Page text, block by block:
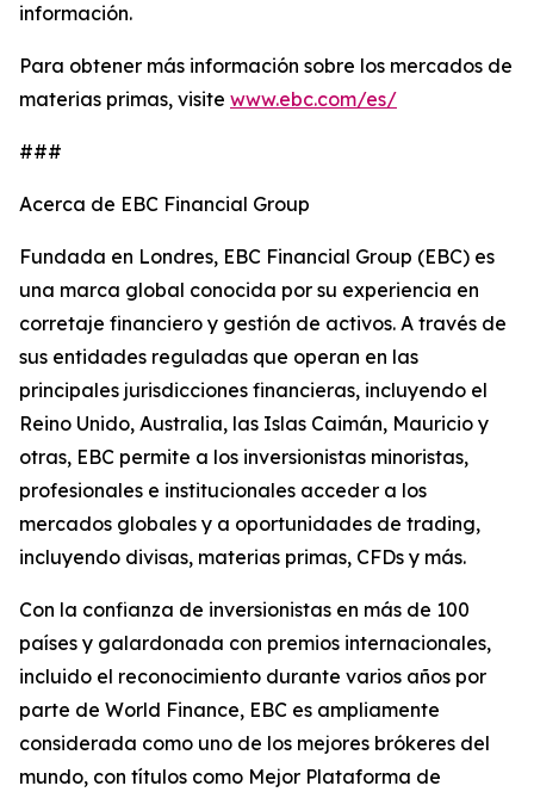
información.
Para obtener más información sobre los mercados de
materias primas, visite www.ebc.com/es/
###
Acerca de EBC Financial Group
Fundada en Londres, EBC Financial Group (EBC) es
una marca global conocida por su experiencia en
corretaje financiero y gestión de activos. A través de
sus entidades reguladas que operan en las
principales jurisdicciones financieras, incluyendo el
Reino Unido, Australia, las Islas Caimán, Mauricio y
otras, EBC permite a los inversionistas minoristas,
profesionales e institucionales acceder a los
mercados globales y a oportunidades de trading,
incluyendo divisas, materias primas, CFDs y más.
Con la confianza de inversionistas en más de 100
países y galardonada con premios internacionales,
incluido el reconocimiento durante varios años por
parte de World Finance, EBC es ampliamente
considerada como uno de los mejores brókeres del
mundo, con títulos como Mejor Plataforma de